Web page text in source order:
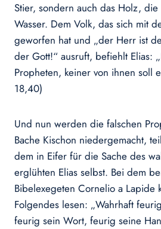
Stier, sondern auch das Holz,
Wasser. Dem Volk, das sich mit
geworfen hat und „der Herr ist
der Gott!“ ausruft, befiehlt Elias:
Propheten, keiner von ihnen soll
18,40)
Und nun werden die falschen
Bache Kischon niedergemacht,
dem in Eifer für die Sache des
erglühten Elias selbst. Bei dem
Bibelexegeten Cornelio a Lapide
Folgendes lesen: „Wahrhaft
feurig sein Wort, feurig seine